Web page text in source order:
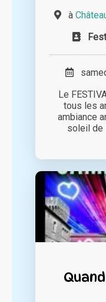
à
Le
tous les
ambiance
soleil de